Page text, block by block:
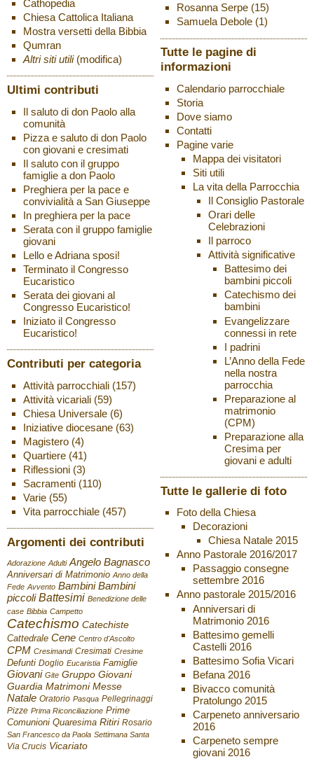
Cathopedia
Chiesa Cattolica Italiana
Mostra versetti della Bibbia
Qumran
Altri siti utili (modifica)
Ultimi contributi
Il saluto di don Paolo alla
comunità
Pizza e saluto di don Paolo
con giovani e cresimati
Il saluto con il gruppo
famiglie a don Paolo
Preghiera per la pace e
convivialità a San Giuseppe
In preghiera per la pace
Serata con il gruppo famiglie
giovani
Lello e Adriana sposi!
Terminato il Congresso
Eucaristico
Serata dei giovani al
Congresso Eucaristico!
Iniziato il Congresso
Eucaristico!
Contributi per categoria
Attività parrocchiali(157)
Attività vicariali(59)
Chiesa Universale(6)
Iniziative diocesane(63)
Magistero(4)
Quartiere(41)
Riflessioni(3)
Sacramenti(110)
Varie(55)
Vita parrocchiale(457)
Argomenti dei contributi
Adorazione Adulti Angelo Bagnasco
Anniversari di Matrimonio Anno della
Fede Avvento Bambini Bambini
piccoli Battesimi Benedizione delle
case Bibbia Campetto
Catechismo Catechiste
Cattedrale Cene Centro d'Ascolto
CPM Cresimandi Cresimati Cresime
Defunti Doglio Eucaristia Famiglie
Giovani Gite Gruppo Giovani
Guardia Matrimoni Messe
Natale Oratorio Pasqua Pellegrinaggi
Pizze Prima Riconciliazione Prime
Comunioni Quaresima Ritiri Rosario
San Francesco da Paola Settimana Santa
Via Crucis Vicariato
Rosanna Serpe(15)
Samuela Debole(1)
Tutte le pagine di
informazioni
Calendario parrocchiale
Storia
Dove siamo
Contatti
Pagine varie
Mappa dei visitatori
Siti utili
La vita della Parrocchia
Il Consiglio Pastorale
Orari delle
Celebrazioni
Il parroco
Attività significative
Battesimo dei
bambini piccoli
Catechismo dei
bambini
Evangelizzare
connessi in rete
I padrini
L’Anno della Fede
nella nostra
parrocchia
Preparazione al
matrimonio
(CPM)
Preparazione alla
Cresima per
giovani e adulti
Tutte le gallerie di foto
Foto della Chiesa
Decorazioni
Chiesa Natale 2015
Anno Pastorale 2016/2017
Passaggio consegne
settembre 2016
Anno pastorale 2015/2016
Anniversari di
Matrimonio 2016
Battesimo gemelli
Castelli 2016
Battesimo Sofia Vicari
Befana 2016
Bivacco comunità
Pratolungo 2015
Carpeneto anniversario
2016
Carpeneto sempre
giovani 2016